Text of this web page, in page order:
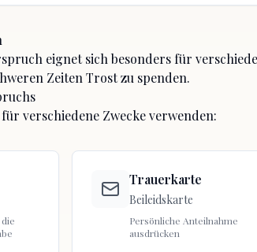
eignet sich besonders für
Zeiten Trost zu spenden.
verschiedene Zwecke verwenden:
Trauerkarte
Beileidskarte
Persönliche Anteilnahme
ausdrücken